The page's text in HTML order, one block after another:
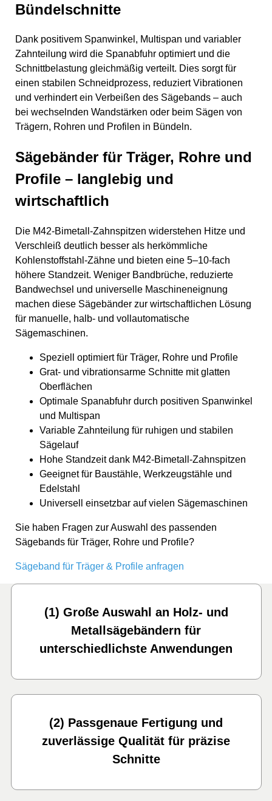
Bündelschnitte
Dank positivem Spanwinkel, Multispan und variabler
Zahnteilung wird die Spanabfuhr optimiert und die
Schnittbelastung gleichmäßig verteilt. Dies sorgt für
einen stabilen Schneidprozess, reduziert Vibrationen
und verhindert ein Verbeißen des Sägebands – auch
bei wechselnden Wandstärken oder beim Sägen von
Trägern, Rohren und Profilen in Bündeln.
Sägebänder für Träger, Rohre und
Profile – langlebig und
wirtschaftlich
Die M42-Bimetall-Zahnspitzen widerstehen Hitze und
Verschleiß deutlich besser als herkömmliche
Kohlenstoffstahl-Zähne und bieten eine 5–10-fach
höhere Standzeit. Weniger Bandbrüche, reduzierte
Bandwechsel und universelle Maschineneignung
machen diese Sägebänder zur wirtschaftlichen Lösung
für manuelle, halb- und vollautomatische
Sägemaschinen.
Speziell optimiert für Träger, Rohre und Profile
Grat- und vibrationsarme Schnitte mit glatten
Oberflächen
Optimale Spanabfuhr durch positiven Spanwinkel
und Multispan
Variable Zahnteilung für ruhigen und stabilen
Sägelauf
Hohe Standzeit dank M42-Bimetall-Zahnspitzen
Geeignet für Baustähle, Werkzeugstähle und
Edelstahl
Universell einsetzbar auf vielen Sägemaschinen
Sie haben Fragen zur Auswahl des passenden
Sägebands für Träger, Rohre und Profile?
Sägeband für Träger & Profile anfragen
(1) Große Auswahl an Holz- und
Metallsägebändern für
unterschiedlichste Anwendungen
(2) Passgenaue Fertigung und
zuverlässige Qualität für präzise
Schnitte